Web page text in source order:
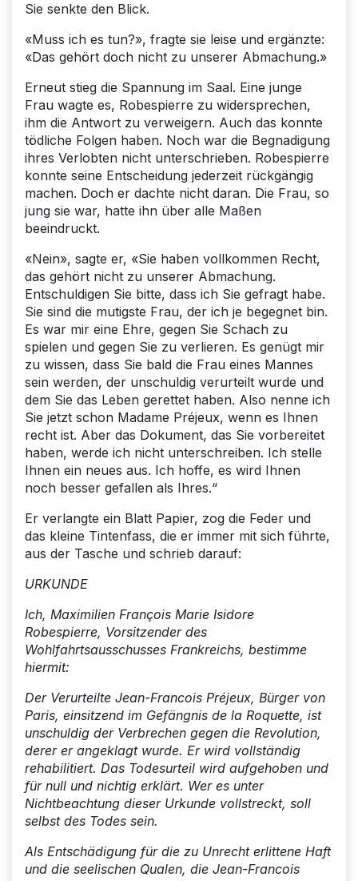
Sie senkte den Blick.
«Muss ich es tun?», fragte sie leise und ergänzte:
«Das gehört doch nicht zu unserer Abmachung.»
Erneut stieg die Spannung im Saal. Eine junge
Frau wagte es, Robespierre zu widersprechen,
ihm die Antwort zu verweigern. Auch das konnte
tödliche Folgen haben. Noch war die Begnadigung
ihres Verlobten nicht unterschrieben. Robespierre
konnte seine Entscheidung jederzeit rückgängig
machen. Doch er dachte nicht daran. Die Frau, so
jung sie war, hatte ihn über alle Maßen
beeindruckt.
«Nein», sagte er, «Sie haben vollkommen Recht,
das gehört nicht zu unserer Abmachung.
Entschuldigen Sie bitte, dass ich Sie gefragt habe.
Sie sind die mutigste Frau, der ich je begegnet bin.
Es war mir eine Ehre, gegen Sie Schach zu
spielen und gegen Sie zu verlieren. Es genügt mir
zu wissen, dass Sie bald die Frau eines Mannes
sein werden, der unschuldig verurteilt wurde und
dem Sie das Leben gerettet haben. Also nenne ich
Sie jetzt schon Madame Préjeux, wenn es Ihnen
recht ist. Aber das Dokument, das Sie vorbereitet
haben, werde ich nicht unterschreiben. Ich stelle
Ihnen ein neues aus. Ich hoffe, es wird Ihnen
noch besser gefallen als Ihres.“
Er verlangte ein Blatt Papier, zog die Feder und
das kleine Tintenfass, die er immer mit sich führte,
aus der Tasche und schrieb darauf:
URKUNDE
Ich, Maximilien François Marie Isidore
Robespierre, Vorsitzender des
Wohlfahrtsausschusses Frankreichs, bestimme
hiermit:
Der Verurteilte Jean-Francois Préjeux, Bürger von
Paris, einsitzend im Gefängnis de la Roquette, ist
unschuldig der Verbrechen gegen die Revolution,
derer er angeklagt wurde. Er wird vollständig
rehabilitiert. Das Todesurteil wird aufgehoben und
für null und nichtig erklärt. Wer es unter
Nichtbeachtung dieser Urkunde vollstreckt, soll
selbst des Todes sein.
Als Entschädigung für die zu Unrecht erlittene Haft
und die seelischen Qualen, die Jean-Francois